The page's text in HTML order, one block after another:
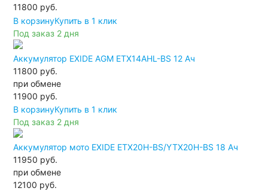
11800 руб.
В корзинуКупить в 1 клик
Под заказ 2 дня
Аккумулятор EXIDE AGM ETX14AHL-BS 12 Ач
11800 руб.
при обмене
11900 руб.
В корзинуКупить в 1 клик
Под заказ 2 дня
Аккумулятор мото EXIDE ETX20H-BS/YTX20H-BS 18 Ач
11950 руб.
при обмене
12100 руб.